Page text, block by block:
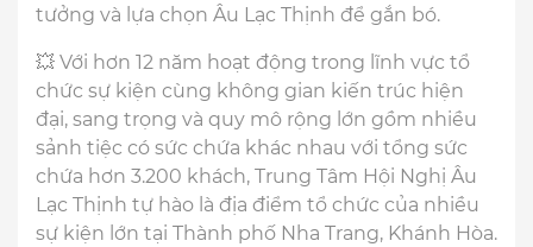
tưởng và lựa chọn Âu Lạc Thịnh để gắn bó.
💥 Với hơn 12 năm hoạt động trong lĩnh vực tổ
chức sự kiện cùng không gian kiến trúc hiện
đại, sang trọng và quy mô rộng lớn gồm nhiều
sảnh tiệc có sức chứa khác nhau với tổng sức
chứa hơn 3.200 khách, Trung Tâm Hội Nghị Âu
Lạc Thịnh tự hào là địa điểm tổ chức của nhiều
sự kiện lớn tại Thành phố Nha Trang, Khánh Hòa.